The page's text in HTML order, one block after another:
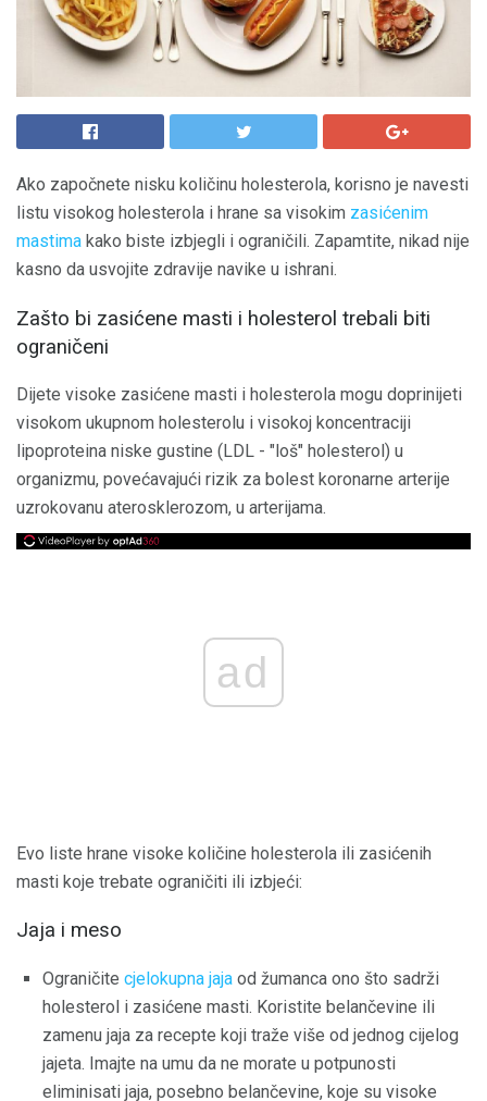
Ako započnete nisku količinu holesterola, korisno je navesti
listu visokog holesterola i hrane sa visokim zasićenim
mastima kako biste izbjegli i ograničili. Zapamtite, nikad nije
kasno da usvojite zdravije navike u ishrani.
Zašto bi zasićene masti i holesterol trebali biti
ograničeni
Dijete visoke zasićene masti i holesterola mogu doprinijeti
visokom ukupnom holesterolu i visokoj koncentraciji
lipoproteina niske gustine (LDL - "loš" holesterol) u
organizmu, povećavajući rizik za bolest koronarne arterije
uzrokovanu aterosklerozom, u arterijama.
ad
Evo liste hrane visoke količine holesterola ili zasićenih
masti koje trebate ograničiti ili izbjeći:
Jaja i meso
Ograničite cjelokupna jaja od žumanca ono što sadrži
holesterol i zasićene masti. Koristite belančevine ili
zamenu jaja za recepte koji traže više od jednog cijelog
jajeta. Imajte na umu da ne morate u potpunosti
eliminisati jaja, posebno belančevine, koje su visoke